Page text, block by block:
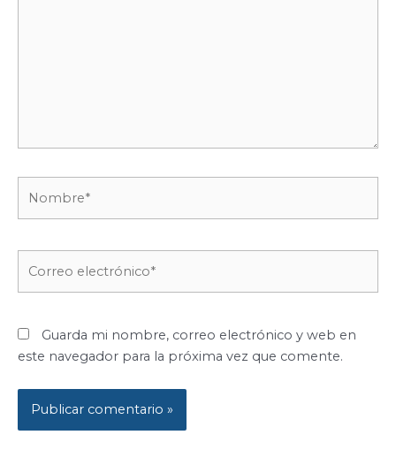
electrónico*
Guarda mi nombre, correo electrónico y web en
este navegador para la próxima vez que comente.